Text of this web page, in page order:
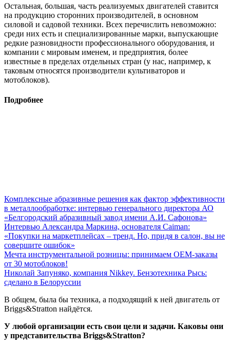
Остальная, большая, часть реализуемых двигателей ставится
на продукцию сторонних производителей, в основном
силовой и садовой техники. Всех перечислить невозможно:
среди них есть и специализированные марки, выпускающие
редкие разновидности профессионального оборудования, и
компании с мировым именем, и предприятия, более
известные в пределах отдельных стран (у нас, например, к
таковым относятся производители культиваторов и
мотоблоков).
Подробнее
Комплексные абразивные решения как фактор эффективности
в металлообработке: интервью генерального директора АО
«Белгородский абразивный завод имени А.И. Сафонова»
Интервью Александра Маркина, основателя Caiman:
«Покупки на маркетплейсах – тренд. Но, придя в салон, вы не
совершите ошибок»
Мечта инструментальной розницы: принимаем ОЕМ-заказы
от 30 мотоблоков!
Николай Запуняко, компания Nikkey. Бензотехника Рысь:
сделано в Белоруссии
В общем, была бы техника, а подходящий к ней двигатель от
Briggs&Stratton найдётся.
У любой организации есть свои цели и задачи. Каковы они
у представительства Briggs&Stratton?